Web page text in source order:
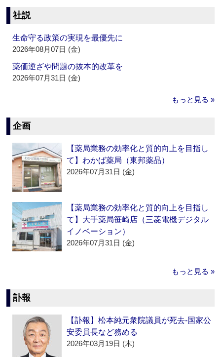
社説
生命守る政策の実現を最優先に
2026年08月07日 (金)
薬価逆ざや問題の抜本的改革を
2026年07月31日 (金)
もっと見る »
企画
【薬局業務の効率化と質的向上を目指し
て】わかば薬局（東邦薬品）
2026年07月31日 (金)
【薬局業務の効率化と質的向上を目指し
て】大手薬局笹崎店（三菱電機デジタル
イノベーション）
2026年07月31日 (金)
もっと見る »
訃報
【訃報】松本純元衆院議員が死去‐国家公
安委員長など務める
2026年03月19日 (木)